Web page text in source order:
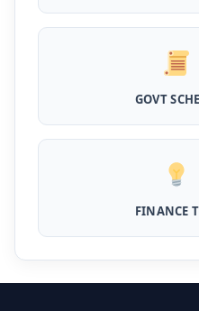
Pradhanmantri
परिवारों के लिए शुरू हुई
लाख को मिलेगा पैसा
Dairy Farming Loan
है दस लाख तक का लोन
PM Kusum Yojana
मिलेगी 60% तक सब्सिडी
SBI बैंक बिजनेस करने के लिए
GOVT
FINANCE